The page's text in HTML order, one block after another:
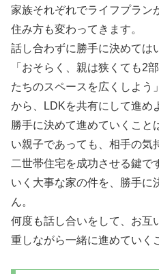
家族それぞれでライフプラン
住み方も変わってきます。
話し合わずに勝手に決めては
「おそらく、親は狭くても2
たちのスペースを広くしよう
から、LDKを共有にして進め
勝手に決めて進めていくこと
い親子であっても、相手の気
二世帯住宅を成功させる鍵で
いく大事な家の件を、勝手に
ん。
何度も話し合いをして、お互
重しながら一緒に進めていく